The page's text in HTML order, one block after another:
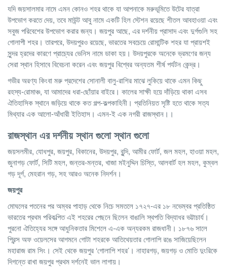
যদি জয়সালমার নামে এমন কোনও শহর থাকে যা আপনাকে মরুভূমিতে উটের যাত্রা
উপভোগ করতে দেয়, তবে মাউন্ট আবু নামে একটি হিল স্টেশন রয়েছে শীতল আবহাওয়া এবং
সবুজ পরিবেশের উপভোগ করার জন্য। জয়পুর আছে, এর দর্শনীয় প্রাসাদ এবং দুর্গগুলি সহ
গোলাপী শহর। তারপরে, উদয়পুরও রয়েছে, ভারতের সবচেয়ে রোমান্টিক শহর যা প্রায়শই
সুন্দর হ্রদের কারণে প্রাচ্যের ভেনিস নামে ডাকা হয়। উদয়পুরকে অনেকে ভ্রমণের জন্য
সেরা স্থান হিসাবে বিবেচনা করেন এবং জয়পুর বিশ্বের অন্যতম শীর্ষ পর্যটন কেন্দ্র।
গভীর অরণ্য কিংবা মরু প্রদেশের সোনালী বালু-রাশির মাঝে লুকিয়ে থাকে এমন কিছু
রহস্য-রোমাঞ্চ, যা আমাদের ধরা-ছোঁয়ার বাইরে। কালের সাক্ষী হয়ে দাঁড়িয়ে থাকা এসব
ঐতিহাসিক স্থানে জড়িয়ে থাকে কত গল্প-কল্পকাহিনী। প্রতিনিয়ত সৃষ্টি হতে থাকে সত্য
মিথ্যার এক আলো-আঁধারী ইতিহাস। এমন-ই এক নগরী রাজস্থান।।
রাজস্থান এর দর্শনীয় স্থান গুলো স্থান গুলো
জয়সলমীর, যোধপুর, জয়পুর, বিকানের, উদয়পুর, বুন্দি, আমীর ফোর্ট, জল মহল, হাওয়া মহল,
জুনাগড় ফোর্ট, সিটি মহল, জন্তর-মন্তর, খাজা মইনুদ্দিন চিস্তি, আলবার্ট হল মহল, কুম্বল
গড় দূর্গ, মেহরান গড়, সহ আরও অনেক নিদর্শন।
জয়পুর
মোঘলের পতনের পর অম্বর পাহাড় থেকে নিচে সমতলে ১৭২৭-এর ১৮ নভেম্বর প্রতিষ্ঠিত
ভারতের প্রথম পরিকল্পিত এই শহরের পেছনে ছিলেন বাঙালি স্থপতি বিদ্যাধর ভট্টাচার্য।
পুরনো ঐতিহ্যের সঙ্গে আধুনিকতার মিশেলে এ-এক অন্যরকম রাজধানী। ১৮৭৬ সালে
প্রিন্স অফ ওয়েলসের আগমনে গোটা শহরকে আতিথেয়তার গোলাপি রঙে সাজিয়েছিলেন
মহারাজ রাম সিং। সেই থেকে জয়পুর ‘গোলাপি শহর’। নাহারগড়, জয়গড় ও মোতি দুংরিকে
দিগন্তে রাখা জয়পুর প্রথম দর্শনেই ভাল লাগায়।